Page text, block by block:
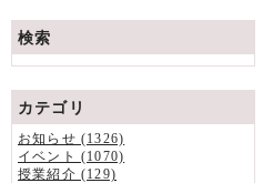
検索
カテゴリ
お知らせ (1326)
イベント (1070)
授業紹介 (129)